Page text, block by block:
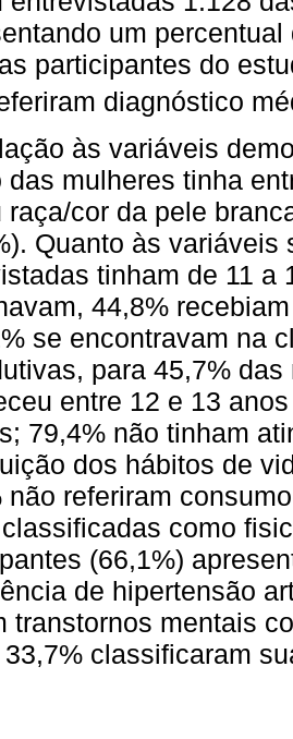
um
participantes do
diagnóstico
às variáveis
das mulheres tinha
raça/cor da pele
Quanto às
tinham de 11 a
44,8%
se encontravam na
para 45,7%
entre 12 e 13
79,4% não tinham
dos hábitos de
não referiram
como
(66,1%)
de hipertensão
transtornos mentais
classificaram